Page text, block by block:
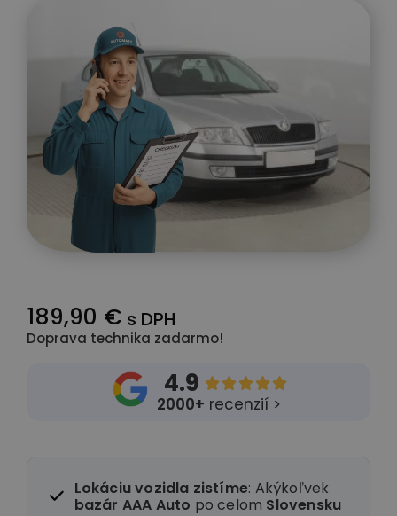
189,90 € s DPH
Doprava technika zadarmo!
4.9 
2000+ recenzií >
Lokáciu vozidla zistíme: Akýkoľvek
bazár AAA Auto po celom Slovensku